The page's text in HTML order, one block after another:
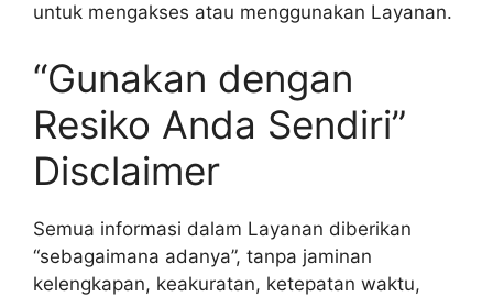
untuk mengakses atau menggunakan Layanan.
“Gunakan dengan
Resiko Anda Sendiri”
Disclaimer
Semua informasi dalam Layanan diberikan
“sebagaimana adanya”, tanpa jaminan
kelengkapan, keakuratan, ketepatan waktu,